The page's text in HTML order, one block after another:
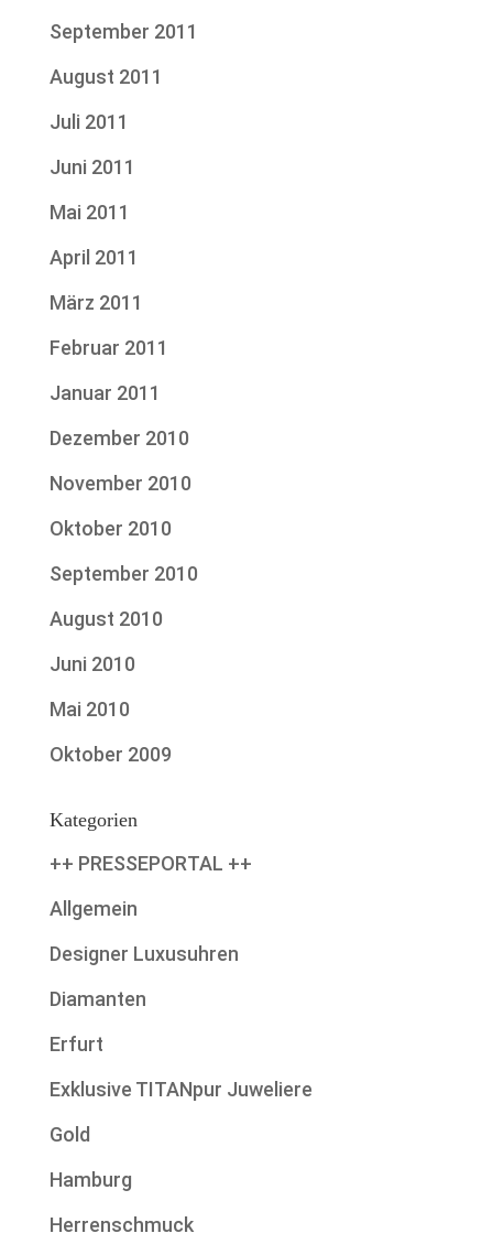
September 2011
August 2011
Juli 2011
Juni 2011
Mai 2011
April 2011
März 2011
Februar 2011
Januar 2011
Dezember 2010
November 2010
Oktober 2010
September 2010
August 2010
Juni 2010
Mai 2010
Oktober 2009
Kategorien
++ PRESSEPORTAL ++
Allgemein
Designer Luxusuhren
Diamanten
Erfurt
Exklusive TITANpur Juweliere
Gold
Hamburg
Herrenschmuck